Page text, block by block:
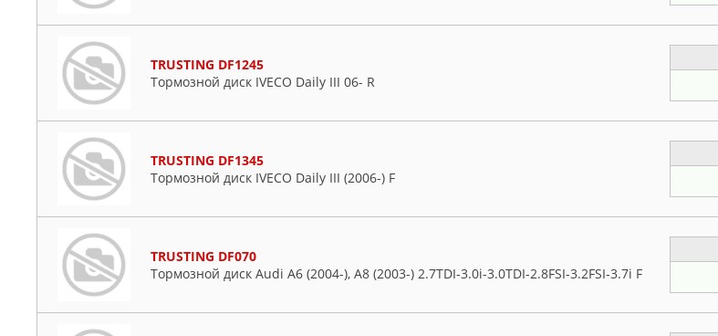
TRUSTING DF1245
Тормозной диск IVECO Daily III 06- R
TRUSTING DF1345
Тормозной диск IVECO Daily III (2006-) F
TRUSTING DF070
Тормозной диск Audi A6 (2004-), A8 (2003-) 2.7TDI-3.0i-3.0TDI-2.8FSI-3.2FSI-3.7i F